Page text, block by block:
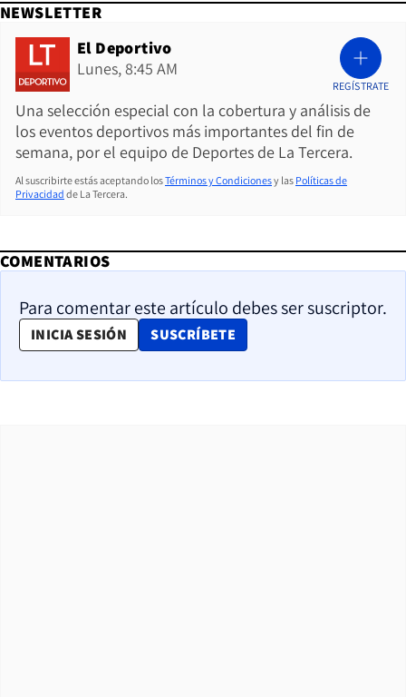
NEWSLETTER
El Deportivo
Lunes, 8:45 AM
Una selección especial con la cobertura y análisis de
los eventos deportivos más importantes del fin de
semana, por el equipo de Deportes de La Tercera.
REGÍSTRATE
Al suscribirte estás aceptando losTérminos y Condicionesy las Políticas de
Privacidad de La Tercera.
COMENTARIOS
Para comentar este artículo debes ser suscriptor.
INICIA SESIÓN SUSCRÍBETE
OPENS IN NEW WINDOW